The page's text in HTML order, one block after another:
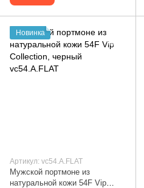
Новинка
Артикул: vc54.A.FLAT
Мужской портмоне из
натуральной кожи 54F Vip